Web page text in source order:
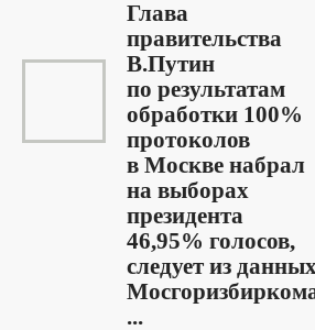
Глава
правительства
В.Путин
по результатам
обработки 100%
протоколов
в Москве набрал
на выборах
президента
46,95% голосов,
следует из
...